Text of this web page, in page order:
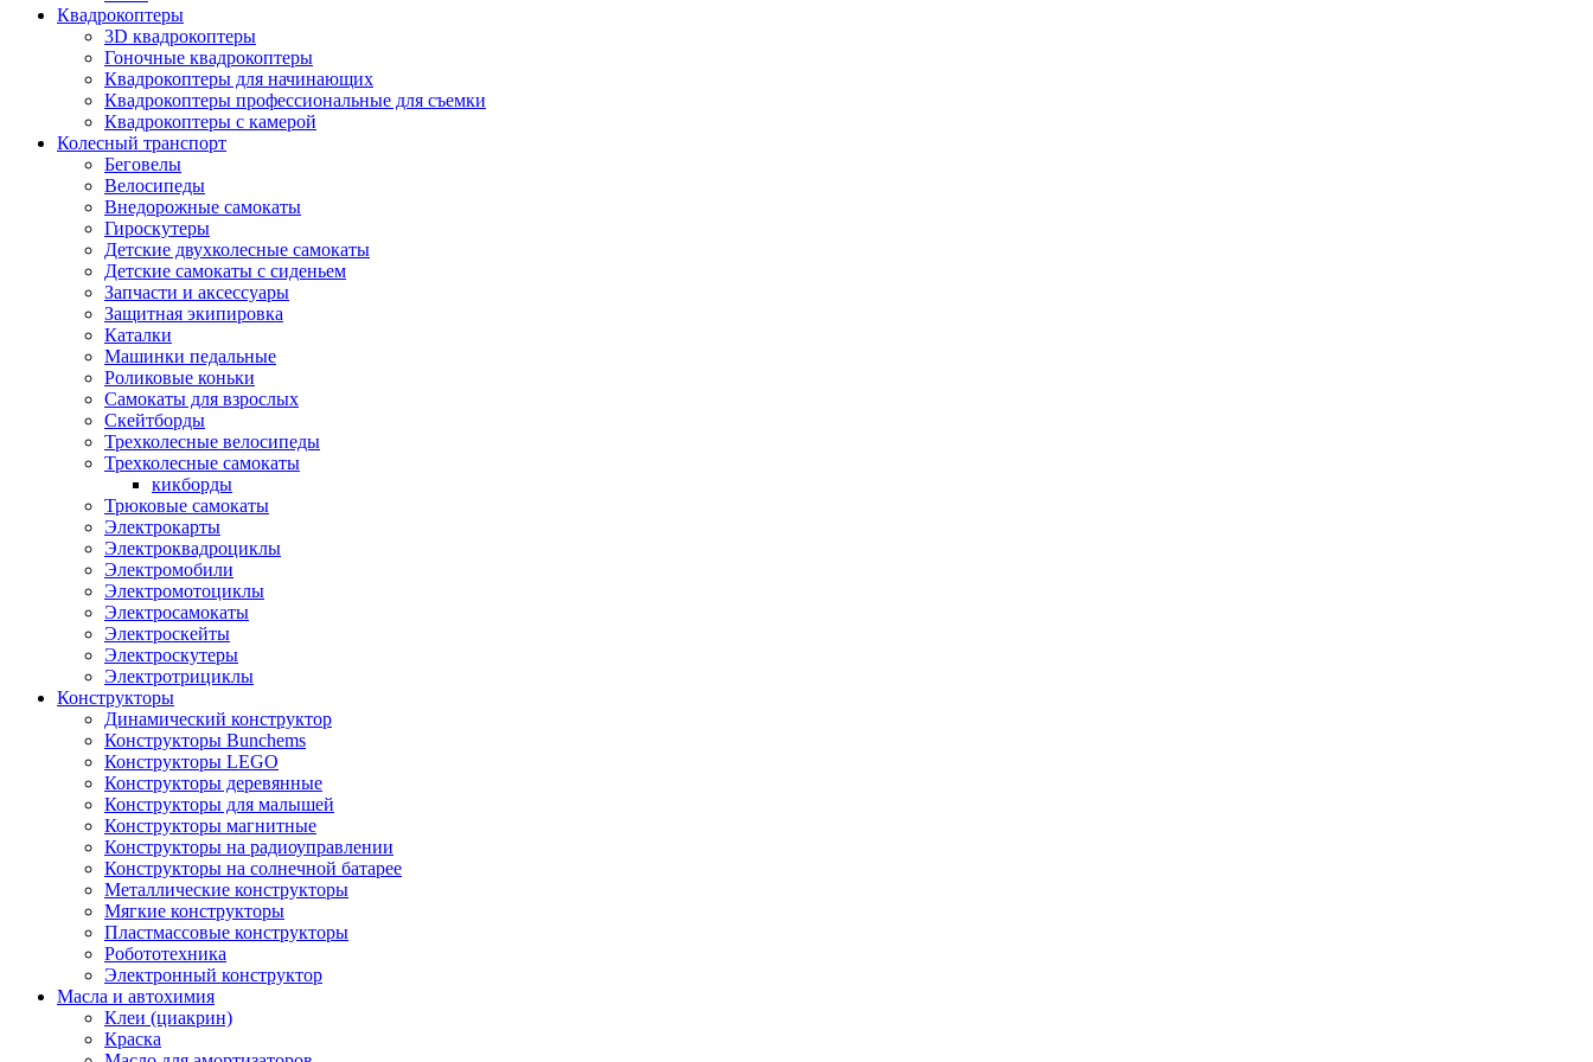
Квадрокоптеры
3D квадрокоптеры
Гоночные квадрокоптеры
Квадрокоптеры для начинающих
Квадрокоптеры профессиональные для съемки
Квадрокоптеры с камерой
Колесный транспорт
Беговелы
Велосипеды
Внедорожные самокаты
Гироскутеры
Детские двухколесные самокаты
Детские самокаты с сиденьем
Запчасти и аксессуары
Защитная экипировка
Каталки
Машинки педальные
Роликовые коньки
Самокаты для взрослых
Скейтборды
Трехколесные велосипеды
Трехколесные самокаты
кикборды
Трюковые самокаты
Электрокарты
Электроквадроциклы
Электромобили
Электромотоциклы
Электросамокаты
Электроскейты
Электроскутеры
Электротрициклы
Конструкторы
Динамический конструктор
Конструкторы Bunchems
Конструкторы LEGO
Конструкторы деревянные
Конструкторы для малышей
Конструкторы магнитные
Конструкторы на радиоуправлении
Конструкторы на солнечной батарее
Металлические конструкторы
Мягкие конструкторы
Пластмассовые конструкторы
Робототехника
Электронный конструктор
Масла и автохимия
Клеи (циакрин)
Краска